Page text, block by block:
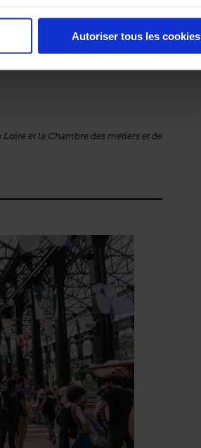
Autoriser tous les cookies
et la Chambre des métiers et de